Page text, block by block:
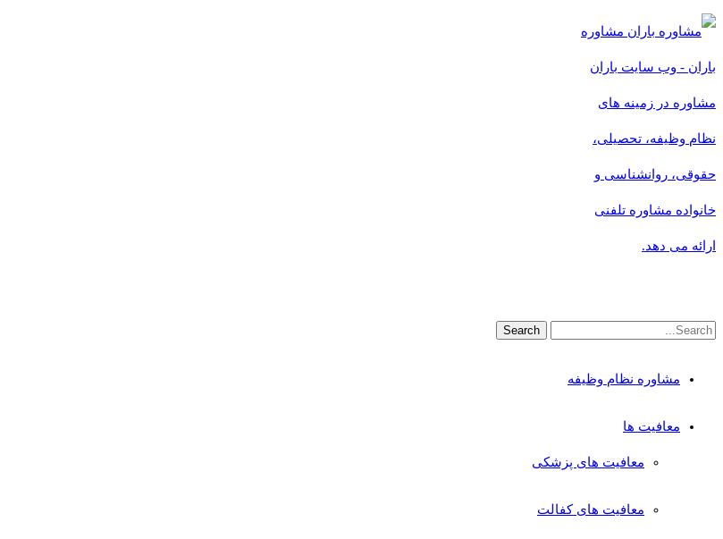
مشاوره
باران - وب سایت باران
مشاوره در زمینه های
نظام وظیفه، تحصیلی،
حقوقی، روانشناسی و
خانواده مشاوره تلفنی
ارائه می دهد.
مشاوره نظام وظیفه
معافیت ها
معافیت های پزشکی
معافیت های کفالت